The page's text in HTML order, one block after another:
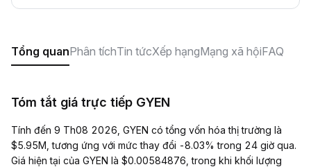
Tổng quanPhân tíchTin tứcXếp hạngMạng xã hộiFAQ
Tóm tắt giá trực tiếp GYEN
Tính đến 9 Th08 2026, GYEN có tổng vốn hóa thị trường là
$5.95M, tương ứng với mức thay đổi -8.03% trong 24 giờ qua.
Giá hiện tại của GYEN là $0.00584876, trong khi khối lượng